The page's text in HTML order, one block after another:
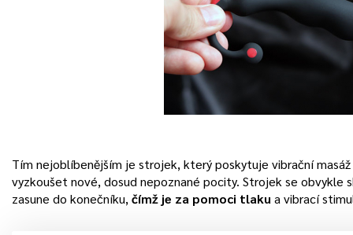
Tím nejoblíbenějším je strojek, který poskytuje vibrační
vyzkoušet nové, dosud nepoznané pocity. Strojek se obvykle
zasune do konečníku, čímž je za pomoci tlaku a vibrací